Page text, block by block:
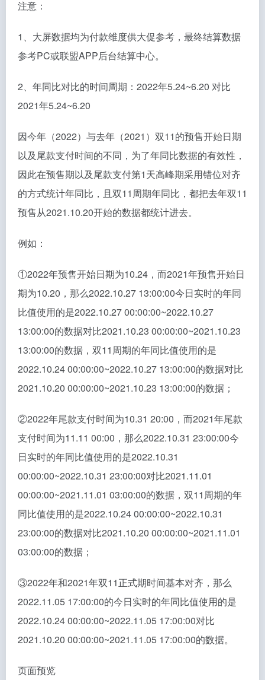
注意：
1、大屏数据均为付款维度供大促参考，最终结算数据
参考PC或联盟APP后台结算中心。
2、年同比对比的时间周期：2022年5.24~6.20 对比
2021年5.24~6.20
因今年（2022）与去年（2021）双11的预售开始日期
以及尾款支付时间的不同，为了年同比数据的有效性，
因此在预售期以及尾款支付第1天高峰期采用错位对齐
的方式统计年同比，且双11周期年同比，都把去年双11
预售从2021.10.20开始的数据都统计进去。
例如：
①2022年预售开始日期为10.24，而2021年预售开始日
期为10.20，那么2022.10.27 13:00:00今日实时的年同
比值使用的是2022.10.27 00:00:00~2022.10.27
13:00:00的数据对比2021.10.23 00:00:00~2021.10.23
13:00:00的数据，双11周期的年同比值使用的是
2022.10.24 00:00:00~2022.10.27 13:00:00的数据对比
2021.10.20 00:00:00~2021.10.23 13:00:00的数据；
②2022年尾款支付时间为10.31 20:00，而2021年尾款
支付时间为11.11 00:00，那么2022.10.31 23:00:00今
日实时的年同比值使用的是2022.10.31
00:00:00~2022.10.31 23:00:00对比2021.11.01
00:00:00~2021.11.01 03:00:00的数据，双11周期的年
同比值使用的是2022.10.24 00:00:00~2022.10.31
23:00:00的数据对比2021.10.20 00:00:00~2021.11.01
03:00:00的数据；
③2022年和2021年双11正式期时间基本对齐，那么
2022.11.05 17:00:00的今日实时的年同比值使用的是
2022.10.24 00:00:00~2022.11.05 17:00:00对比
2021.10.20 00:00:00~2021.11.05 17:00:00的数据。
页面预览